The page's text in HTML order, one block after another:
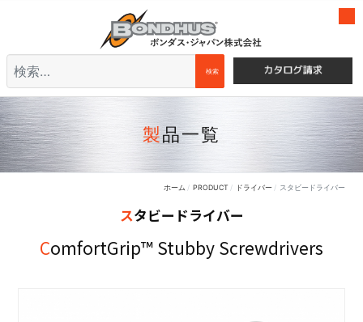
検索
検索
製品一覧
ホーム PRODUCT ドライバー スタビードライバー
スタビードライバー
ComfortGrip™ Stubby Screwdrivers